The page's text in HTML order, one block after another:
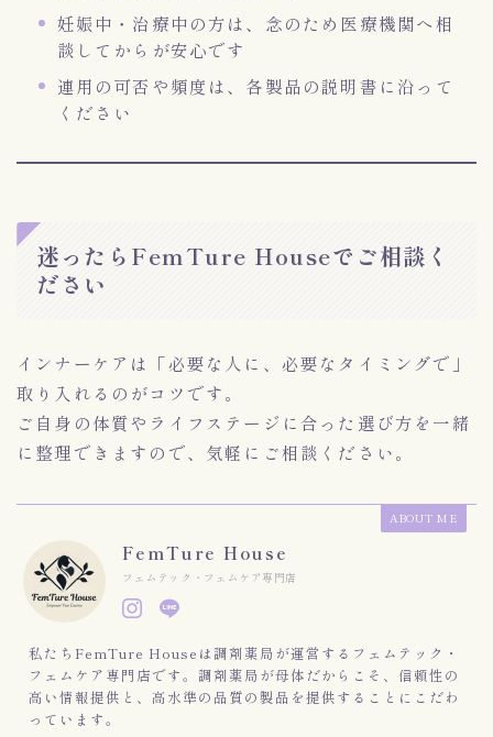
妊娠中・治療中の方は、念のため医療機関へ相
談してからが安心です
連用の可否や頻度は、各製品の説明書に沿って
ください
迷ったらFemTure Houseでご相談く
ださい
インナーケアは「必要な人に、必要なタイミングで」
取り入れるのがコツです。
ご自身の体質やライフステージに合った選び方を一緒
に整理できますので、気軽にご相談ください。
ABOUT ME
FemTure House
フェムテック・フェムケア専門店
私たちFemTure Houseは調剤薬局が運営するフェムテック・
フェムケア専門店です。調剤薬局が母体だからこそ、信頼性の
高い情報提供と、高水準の品質の製品を提供することにこだわ
っています。